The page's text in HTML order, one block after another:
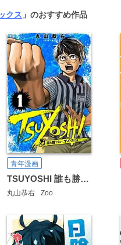
クス 」のおすすめ作品
青年漫画
TSUYOSHI 誰も勝てない、アイツには
丸山恭右 Zoo